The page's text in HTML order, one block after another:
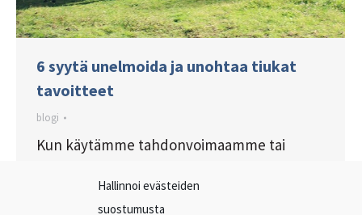
Hallinnoi evästeiden
suostumusta
6 syytä unelmoida ja unohtaa tiukat
tavoitteet
blogi
Kun käytämme tahdonvoimaamme tai
niin stressaantuneet aivomme haittaavat